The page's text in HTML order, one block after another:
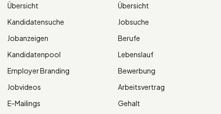
Übersicht
Kandidatensuche
Jobanzeigen
Kandidatenpool
Employer Branding
Jobvideos
E-Mailings
Übersicht
Jobsuche
Berufe
Lebenslauf
Bewerbung
Arbeitsvertrag
Gehalt